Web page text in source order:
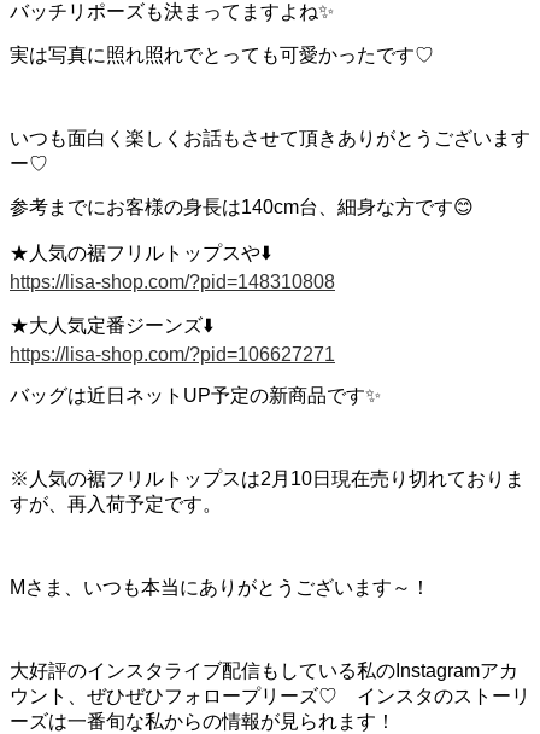
バッチリポーズも決まってますよね✨
実は写真に照れ照れでとっても可愛かったです♡
いつも面白く楽しくお話もさせて頂きありがとうございます
ー♡
参考までにお客様の身長は140cm台、細身な方です😊
★人気の裾フリルトップスや⬇️
https://lisa-shop.com/?pid=148310808
★大人気定番ジーンズ⬇️
https://lisa-shop.com/?pid=106627271
バッグは近日ネットUP予定の新商品です✨
※人気の裾フリルトップスは2月10日現在売り切れておりま
すが、再入荷予定です。
Mさま、いつも本当にありがとうございます～！
大好評のインスタライブ配信もしている私のInstagramアカ
ウント、ぜひぜひフォロープリーズ♡ インスタのストーリ
ーズは一番旬な私からの情報が見られます！